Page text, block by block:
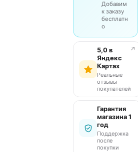
Добавим
к заказу
бесплатн
о
5,0 в
Яндекс
Картах
Реальные
отзывы
покупателей
↗
Гарантия
магазина 1
год
Поддержка
после
покупки